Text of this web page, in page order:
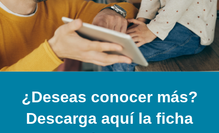
¿Deseas conocer más?
Descarga aquí la ficha